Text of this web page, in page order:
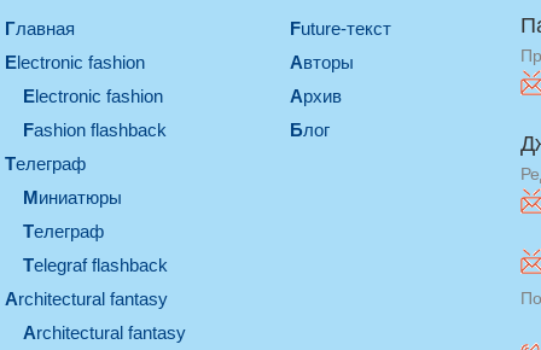
Главная
electronic fashion
electronic fashion
Fashion flashback
телеграф
миниатюры
телеграф
Telegraf flashback
architectural fantasy
architectural fantasy
Future-текст
Авторы
Архив
Блог